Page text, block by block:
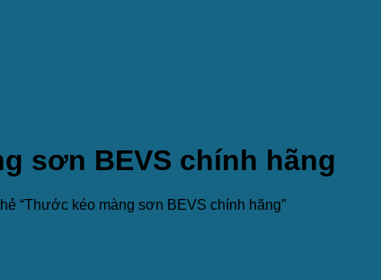
sơn BEVS chính hãng
“Thước kéo màng sơn BEVS chính hãng”